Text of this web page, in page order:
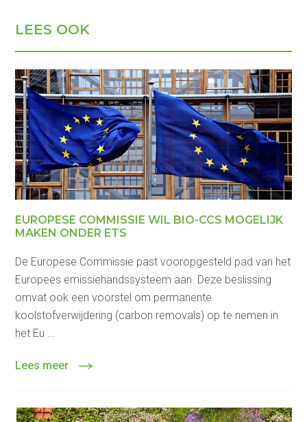
LEES OOK
EUROPESE COMMISSIE WIL BIO-CCS MOGELIJK
MAKEN ONDER ETS
De Europese Commissie past vooropgesteld pad van het
Europees emissiehandssysteem aan. Deze beslissing
omvat ook een voorstel om permanente
koolstofverwijdering (carbon removals) op te nemen in
het Eu ...
Lees meer